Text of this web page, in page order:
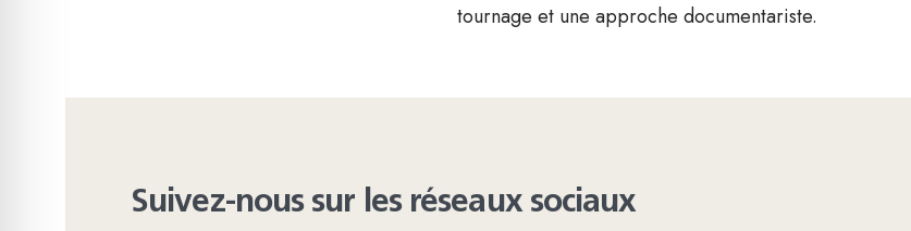
tournage et une approche documentariste.
Suivez-nous sur les réseaux sociaux